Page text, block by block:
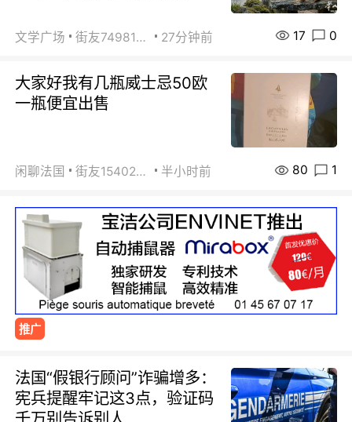
文学广场 街友74981146 27分钟前 17 0
大家好我有几瓶威士忌50欧
一瓶便宜出售
闲聊法国 街友15402223 半小时前 80 1
推广
法国“假银行顾问”诈骗增多：
宪兵提醒牢记这3点，验证码